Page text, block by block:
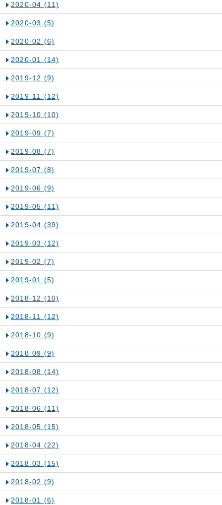
2020-04 (11)
2020-03 (5)
2020-02 (6)
2020-01 (14)
2019-12 (9)
2019-11 (12)
2019-10 (10)
2019-09 (7)
2019-08 (7)
2019-07 (8)
2019-06 (9)
2019-05 (11)
2019-04 (39)
2019-03 (12)
2019-02 (7)
2019-01 (5)
2018-12 (10)
2018-11 (12)
2018-10 (9)
2018-09 (9)
2018-08 (14)
2018-07 (12)
2018-06 (11)
2018-05 (15)
2018-04 (22)
2018-03 (15)
2018-02 (9)
2018-01 (6)